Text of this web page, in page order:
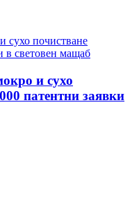
и сухо
патентни заявки